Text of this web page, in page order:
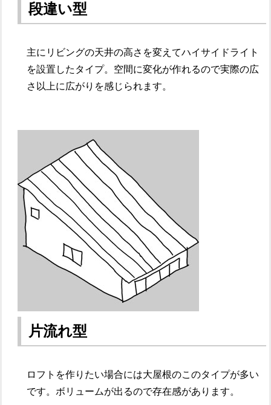
段違い型
主にリビングの天井の高さを変えてハイサイドライト
を設置したタイプ。空間に変化が作れるので実際の広
さ以上に広がりを感じられます。
片流れ型
ロフトを作りたい場合には大屋根のこのタイプが多い
です。ボリュームが出るので存在感があります。